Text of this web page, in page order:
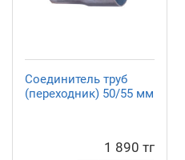
Соединитель труб
(переходник) 50/55 мм
1 890 тг